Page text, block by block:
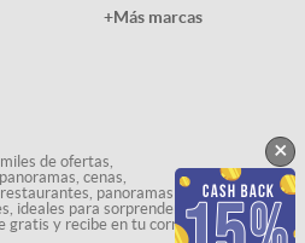
+Más marcas
de ofertas,
cenas,
panoramas
ideales para sorprenderte
gratis y recibe en tu correo
×